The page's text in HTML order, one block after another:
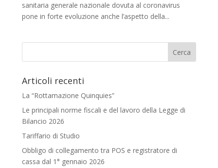
sanitaria generale nazionale dovuta al coronavirus
pone in forte evoluzione anche l’aspetto della...
Articoli recenti
La “Rottamazione Quinquies”
Le principali norme fiscali e del lavoro della Legge di
Bilancio 2026
Tariffario di Studio
Obbligo di collegamento tra POS e registratore di
cassa dal 1° gennaio 2026